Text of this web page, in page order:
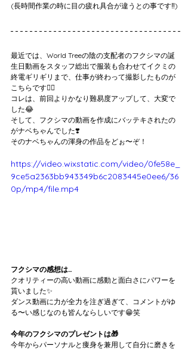
(長時間作業の時に目の疲れ具合が違うとの事です‼️)
最近では、World Treeの陰の支配者のフクシマの誕
生日動画をスタッフ総出で服装も合わせてイクミの
終電ギリギリまで、仕事が終わって撮影したものが
こちらです💁‍♀️
コレは、前回よりかなり難易度アップして、大変で
した😂
そして、フクシマの動画を作成にバッテキされたの
がナベちゃんでした❣️
そのナベちゃんの渾身の作品をどぉ〜ぞ！
https://video.wixstatic.com/video/0fe58e_
9ce5a2363bb943349b6c2083445e0ee6/36
0p/mp4/file.mp4
フクシマの感想は…
クオリティーの高い動画に感動と面白さにパワーを
貰いました✨
ダンス動画に力が全力を注ぎ過ぎて、コメントがゆ
る〜い感じなのも皆んならしいです😁笑
今年のフクシマのプレゼントは🎁
今年からパーソナルと痩身を兼用して自分に磨きを